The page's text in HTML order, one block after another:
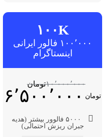
۱۰۰K
۱۰۰٬۰۰۰ فالور ایرانی
اینستاگرام
۱۰٬۰۰۰٬۰۰۰تومان
۶٬۵۰۰٬۰۰۰ تومان
۵۰۰۰ فالوور بیشتر (هدیه
جبران ریزش احتمالی)